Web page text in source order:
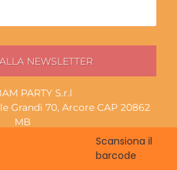
Scansiona il
barcode
PARTY S.r.l
Grandi 70, Arcore CAP 20862
MB
Autobianchi 1/19f, Desio